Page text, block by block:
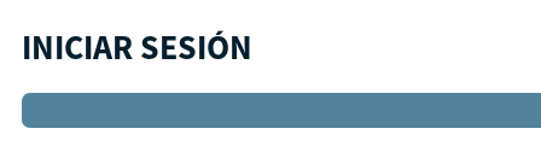
INICIAR SESIÓN